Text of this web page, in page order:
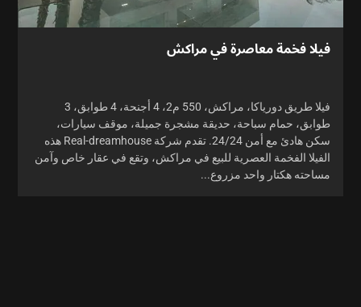
فيلا فخمة معاصرة في مراكش
فيلا طريق دورياكا، مراكش، 550 م2، 4 أجنحة، 4 طوابق، 3
طوابق، حمام سباحة، حديقة مشجرة جميلة، موقف سيارات،
سكن هادئ مع أمن 24/24. تقدم شركة Real-dreamhouse هذه
الفيلا الفخمة العصرية للبيع في مراكش، وتقع في عقار خاص وآمن
مساحته هكتار واحد مزروع...